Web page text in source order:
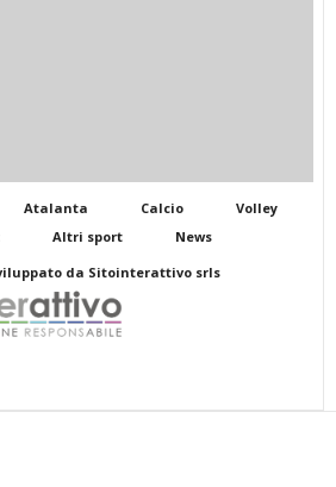
Atalanta Calcio
Volley
Altri sport
News
da Sitointerattivo srls